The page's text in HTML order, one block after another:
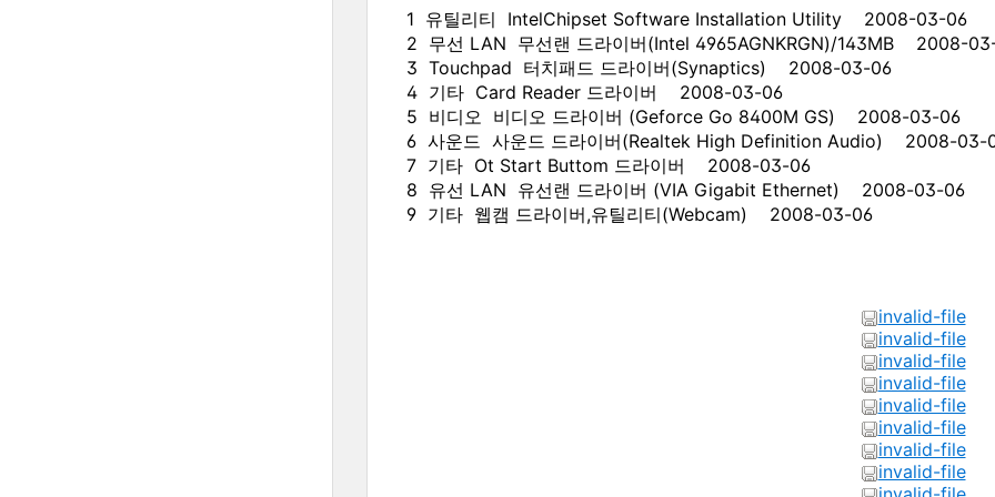
1 유틸리티 IntelChipset Software Installation Utility 2008-03-06
2 무선 LAN 무선랜 드라이버(Intel 4965AGNKRGN)/143MB 2008-
3 Touchpad 터치패드 드라이버(Synaptics) 2008-03-06
4 기타 Card Reader 드라이버 2008-03-06
5 비디오 비디오 드라이버 (Geforce Go 8400M GS) 2008-03-06
6 사운드 사운드 드라이버(Realtek High Definition Audio) 2008-03-
7 기타 Ot Start Buttom 드라이버 2008-03-06
8 유선 LAN 유선랜 드라이버 (VIA Gigabit Ethernet) 2008-03-06
9 기타 웹캠 드라이버,유틸리티(Webcam) 2008-03-06
invalid-file
invalid-file
invalid-file
invalid-file
invalid-file
invalid-file
invalid-file
invalid-file